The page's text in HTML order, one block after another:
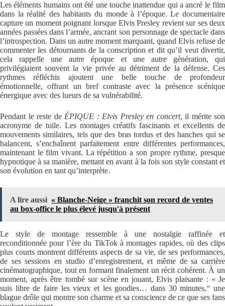
Les éléments humains ont été une touche inattendue qui a ancré le film
dans la réalité des habitants du monde à l’époque. Le documentaire
capture un moment poignant lorsque Elvis Presley revient sur ses deux
années passées dans l’armée, ancrant son personnage de spectacle dans
l’introspection. Dans un autre moment marquant, quand Elvis refuse de
commenter les détournants de la conscription et dit qu’il veut divertir,
cela rappelle une autre époque et une autre génération, qui
privilégiaient souvent la vie privée au détriment de la défense. Ces
rythmes réfléchis ajoutent une belle touche de profondeur
émotionnelle, offrant un bref contraste avec la présence scénique
énergique avec des lueurs de sa vulnérabilité.
Pendant le reste de ÉPIQUE : Elvis Presley en concert, il mérite son
acronyme de tuile. Les montages créatifs fascinants et excellents de
mouvements similaires, tels que des bras tordus et des hanches qui se
balancent, s’enchaînent parfaitement entre différentes performances,
maintenant le film vivant. La répétition a son propre rythme, presque
hypnotique à sa manière, mettant en avant à la fois son style constant et
son évolution en tant qu’interprète.
A lire aussi « Blanche-Neige » franchit son record de ventes
au box-office le plus élevé jusqu'à présent
Le style de montage ressemble à une nostalgie raffinée et
reconditionnée pour l’ère du TikTok à montages rapides, où des clips
plus courts montrent différents aspects de sa vie, de ses performances,
de ses sessions en studio d’enregistrement, et même de sa carrière
cinématographique, tout en formant finalement un récit cohérent. À un
moment, après être tombé sur scène en jouant, Elvis plaisante : « Je
suis libre de faire les vieux et les goodies… dans 30 minutes,“ une
blague drôle qui montre son charme et sa conscience de ce que ses fans